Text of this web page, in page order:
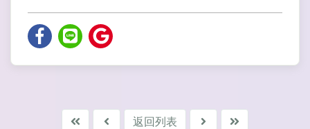
返回列表